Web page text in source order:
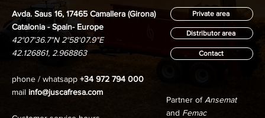
Avda. Saus 16, 17465 Camallera (Girona)
Catalonia - Spain- Europe
42°07'36.7"N 2°58'07.9"E
42.126861, 2.968863
phone / whatsapp+34 972 794 000
mail info@juscafresa.com
Private area
Distributor area
Contact
Partner of Ansemat
and Femac